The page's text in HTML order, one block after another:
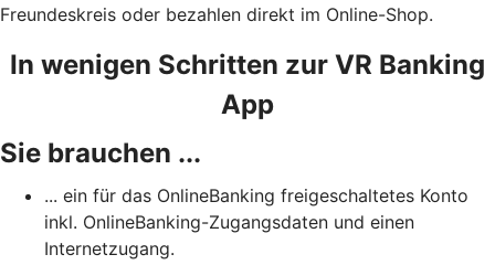
Freundeskreis oder bezahlen direkt im Online-Shop.
In wenigen Schritten zur VR Banking
App
Sie brauchen ...
... ein für das OnlineBanking freigeschaltetes Konto
inkl. OnlineBanking-Zugangsdaten und einen
Internetzugang.